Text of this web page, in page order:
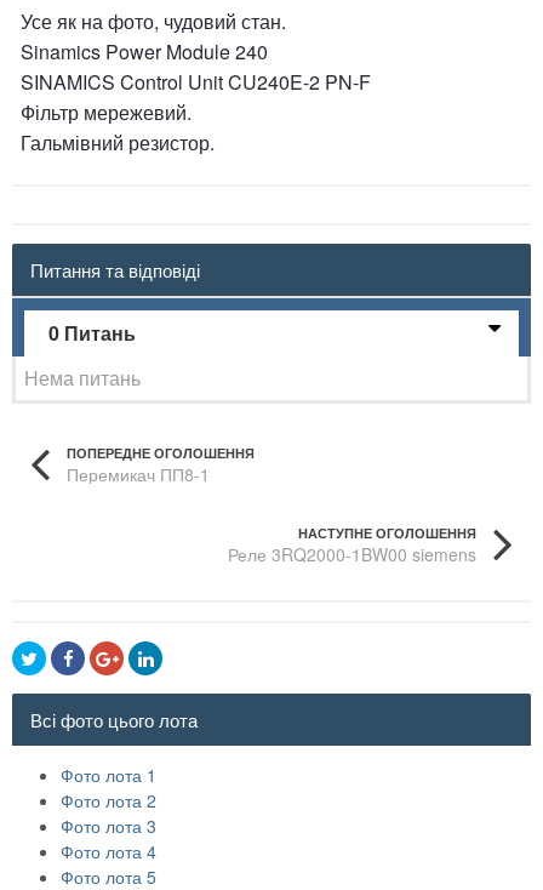
Усе як на фото, чудовий стан.
Sinamics Power Module 240
SINAMICS Control Unit CU240E-2 PN-F
Фільтр мережевий.
Гальмівний резистор.
Питання та відповіді
0 Питань
Нема питань
ПОПЕРЕДНЕ ОГОЛОШЕННЯ
Перемикач ПП8-1
НАСТУПНЕ ОГОЛОШЕННЯ
Реле 3RQ2000-1BW00 siemens
Всі фото цього лота
Фото лота 1
Фото лота 2
Фото лота 3
Фото лота 4
Фото лота 5